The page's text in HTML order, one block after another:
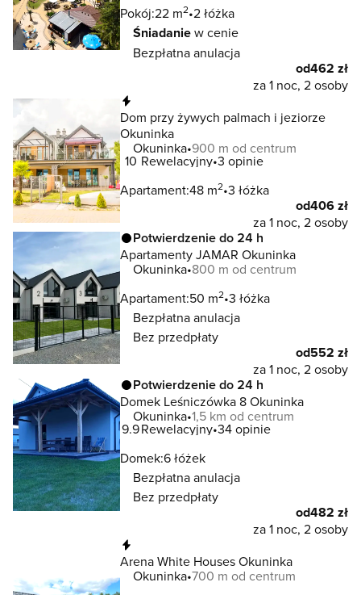
Pokój:22 m2 2 łóżka
Śniadaniew cenie
Bezpłatna anulacja
od462 zł
za 1 noc, 2 osoby
Dom przy żywych palmach i jeziorze
Okuninka
Okuninka 900 m od centrum
10 Rewelacyjny 3 opinie
Apartament:48 m2 3 łóżka
od406 zł
za 1 noc, 2 osoby
Potwierdzenie do 24 h
Apartamenty JAMAR Okuninka
Okuninka 800 m od centrum
Apartament:50 m2 3 łóżka
Bezpłatna anulacja
Bez przedpłaty
od552 zł
za 1 noc, 2 osoby
Potwierdzenie do 24 h
Domek Leśniczówka 8 Okuninka
Okuninka 1,5 km od centrum
9.9Rewelacyjny 34 opinie
Domek:6 łóżek
Bezpłatna anulacja
Bez przedpłaty
od482 zł
za 1 noc, 2 osoby
Arena White Houses Okuninka
Okuninka 700 m od centrum